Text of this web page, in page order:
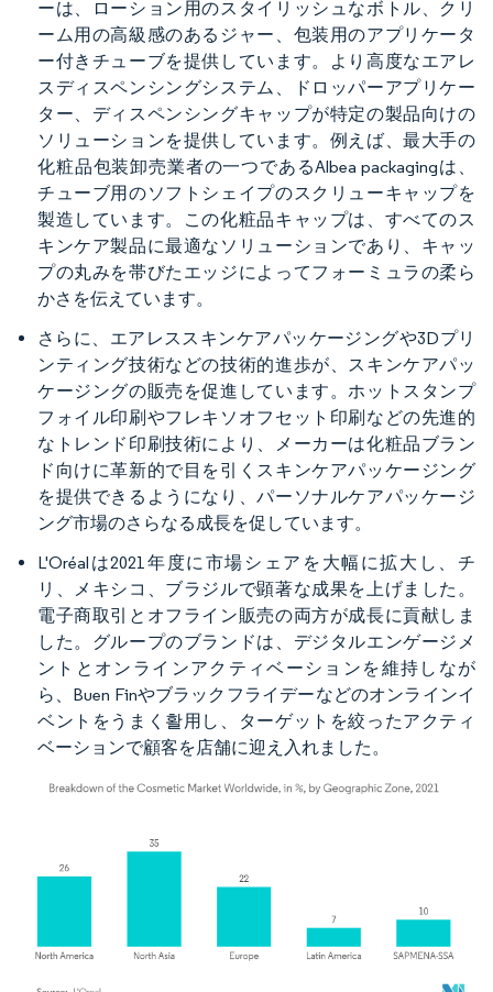
ーは、ローション用のスタイリッシュなボトル、クリ
ーム用の高級感のあるジャー、包装用のアプリケータ
ー付きチューブを提供しています。より高度なエアレ
スディスペンシングシステム、ドロッパーアプリケー
ター、ディスペンシングキャップが特定の製品向けの
ソリューションを提供しています。例えば、最大手の
化粧品包装卸売業者の一つであるAlbea packagingは、
チューブ用のソフトシェイプのスクリューキャップを
製造しています。この化粧品キャップは、すべてのス
キンケア製品に最適なソリューションであり、キャッ
プの丸みを帯びたエッジによってフォーミュラの柔ら
かさを伝えています。
さらに、エアレススキンケアパッケージングや3Dプリ
ンティング技術などの技術的進歩が、スキンケアパッ
ケージングの販売を促進しています。ホットスタンプ
フォイル印刷やフレキソオフセット印刷などの先進的
なトレンド印刷技術により、メーカーは化粧品ブラン
ド向けに革新的で目を引くスキンケアパッケージング
を提供できるようになり、パーソナルケアパッケージ
ング市場のさらなる成長を促しています。
L'Oréalは2021年度に市場シェアを大幅に拡大し、チ
リ、メキシコ、ブラジルで顕著な成果を上げました。
電子商取引とオフライン販売の両方が成長に貢献しま
した。グループのブランドは、デジタルエンゲージメ
ントとオンラインアクティベーションを維持しなが
ら、Buen Finやブラックフライデーなどのオンラインイ
ベントをうまく활用し、ターゲットを絞ったアクティ
ベーションで顧客を店舗に迎え入れました。